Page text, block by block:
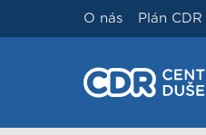
O nás Plán CDR